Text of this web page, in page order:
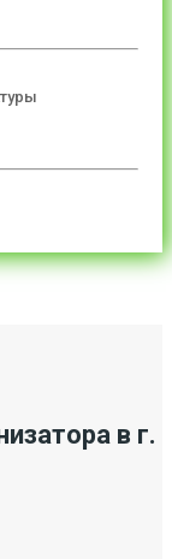
в г.